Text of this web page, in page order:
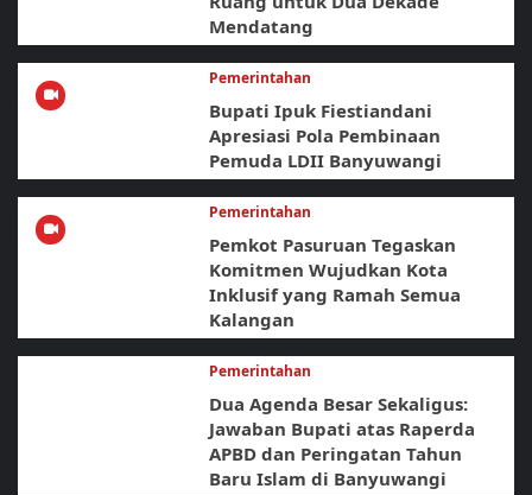
Mendatang
Pemerintahan
Bupati Ipuk Fiestiandani
Apresiasi Pola Pembinaan
Pemuda LDII Banyuwangi
Pemerintahan
Pemkot Pasuruan Tegaskan
Komitmen Wujudkan Kota
Inklusif yang Ramah Semua
Kalangan
Pemerintahan
Dua Agenda Besar Sekaligus:
Jawaban Bupati atas Raperda
APBD dan Peringatan Tahun
Baru Islam di Banyuwangi